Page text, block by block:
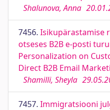
Shalunova, Anna
7456. Isikupärastamise
otseses B2B e-posti
Personalization on
Direct B2B Email
Shamilli, Sheyla
7457. Immigratsiooni